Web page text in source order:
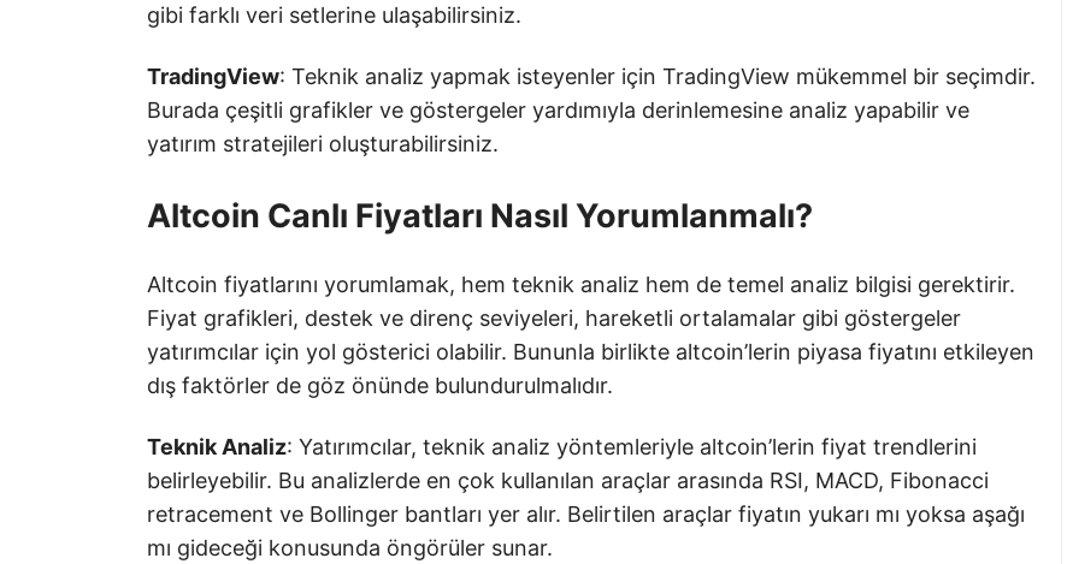
gibi farklı veri setlerine ulaşabilirsiniz.
TradingView: Teknik analiz yapmak isteyenler için TradingView mükemmel bir seçimdir.
Burada çeşitli grafikler ve göstergeler yardımıyla derinlemesine analiz yapabilir ve
yatırım stratejileri oluşturabilirsiniz.
Altcoin Canlı Fiyatları Nasıl Yorumlanmalı?
Altcoin fiyatlarını yorumlamak, hem teknik analiz hem de temel analiz bilgisi gerektirir.
Fiyat grafikleri, destek ve direnç seviyeleri, hareketli ortalamalar gibi göstergeler
yatırımcılar için yol gösterici olabilir. Bununla birlikte altcoin’lerin piyasa fiyatını etkileyen
dış faktörler de göz önünde bulundurulmalıdır.
Teknik Analiz: Yatırımcılar, teknik analiz yöntemleriyle altcoin’lerin fiyat trendlerini
belirleyebilir. Bu analizlerde en çok kullanılan araçlar arasında RSI, MACD, Fibonacci
retracement ve Bollinger bantları yer alır. Belirtilen araçlar fiyatın yukarı mı yoksa aşağı
mı gideceği konusunda öngörüler sunar.